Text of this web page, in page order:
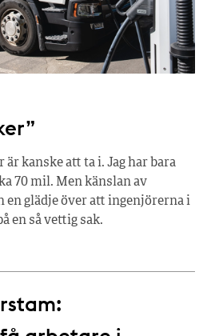
är kanske att ta i. Jag har bara
70 mil. Men känslan av
en glädje över att ingenjörerna i
en så vettig sak.